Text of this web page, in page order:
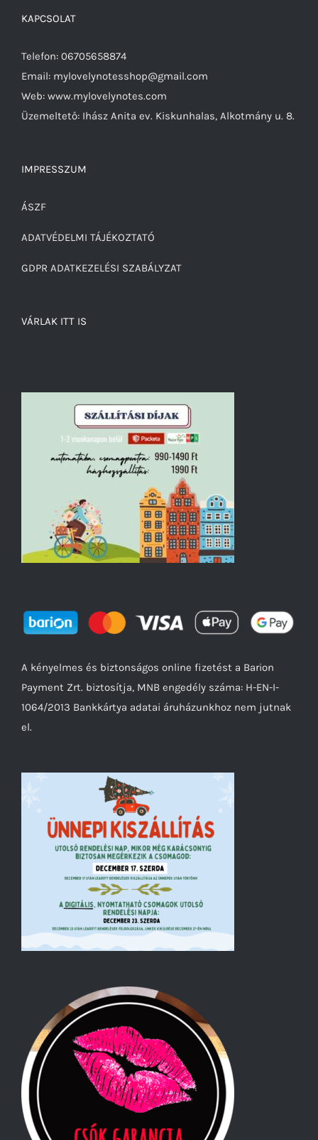
KAPCSOLAT
Telefon: 06705658874
Email: mylovelynotesshop@gmail.com
Web: www.mylovelynotes.com
Üzemeltető: Ihász Anita ev. Kiskunhalas, Alkotmány u. 8.
IMPRESSZUM
ÁSZF
ADATVÉDELMI TÁJÉKOZTATÓ
GDPR ADATKEZELÉSI SZABÁLYZAT
VÁRLAK ITT IS
A kényelmes és biztonságos online fizetést a Barion
Payment Zrt. biztosítja, MNB engedély száma: H-EN-I-
1064/2013 Bankkártya adatai áruházunkhoz nem jutnak
el.